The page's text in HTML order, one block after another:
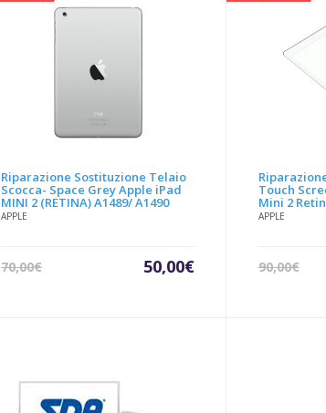
Riparazione Sostituzione Telaio
Scocca- Space Grey Apple iPad
MINI 2 (RETINA) A1489/ A1490
APPLE
70,00€
Il
50,00€
Il
Touch
Mini 2
APPLE
90,00€